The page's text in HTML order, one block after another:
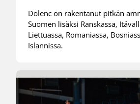
Dolenc on rakentanut pitkän
Suomen lisäksi Ranskassa,
Liettuassa, Romaniassa,
Islannissa.